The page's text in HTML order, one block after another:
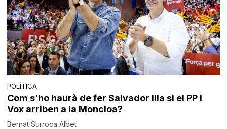
POLÍTICA
Com s'ho haurà de fer Salvador Illa si el PP i
Vox arriben a la Moncloa?
Bernat Surroca Albet